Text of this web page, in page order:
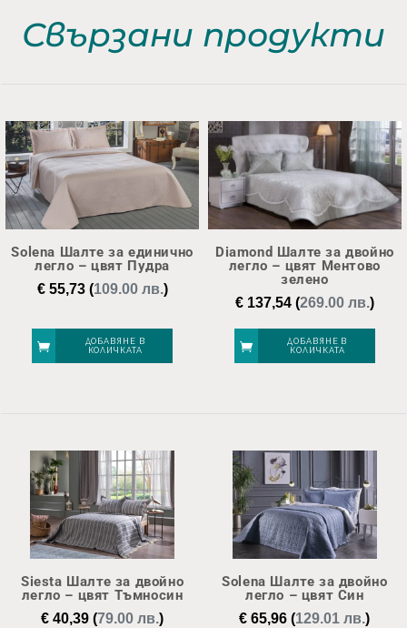
Свързани продукти
Solena Шалте за единично
легло – цвят Пудра
€55,73(109.00 лв.)
ДОБАВЯНЕ В
КОЛИЧКАТА
Diamond Шалте за двойно
легло – цвят Ментово
зелено
€137,54(269.00 лв.)
ДОБАВЯНЕ В
КОЛИЧКАТА
Siesta Шалте за двойно
легло – цвят Тъмносин
€ 40,39 (79.00 лв.)
Solena Шалте за двойно
легло – цвят Син
€ 65,96 (129.01 лв.)